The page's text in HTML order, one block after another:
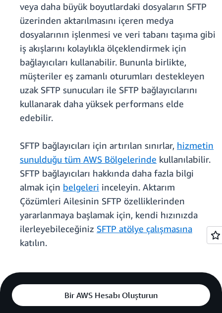
veya daha büyük boyutlardaki dosyaların SFTP
üzerinden aktarılmasını içeren medya
dosyalarının işlenmesi ve veri tabanı taşıma gibi
iş akışlarını kolaylıkla ölçeklendirmek için
bağlayıcıları kullanabilir. Bununla birlikte,
müşteriler eş zamanlı oturumları destekleyen
uzak SFTP sunucuları ile SFTP bağlayıcılarını
kullanarak daha yüksek performans elde
edebilir.
SFTP bağlayıcıları için artırılan sınırlar, hizmetin
sunulduğu tüm AWS Bölgelerinde kullanılabilir.
SFTP bağlayıcıları hakkında daha fazla bilgi
almak için belgeleri inceleyin. Aktarım
Çözümleri Ailesinin SFTP özelliklerinden
yararlanmaya başlamak için, kendi hızınızda
ilerleyebileceğiniz SFTP atölye çalışmasına
katılın.
Bir AWS Hesabı Oluşturun